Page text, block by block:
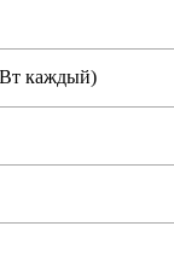
каждый)